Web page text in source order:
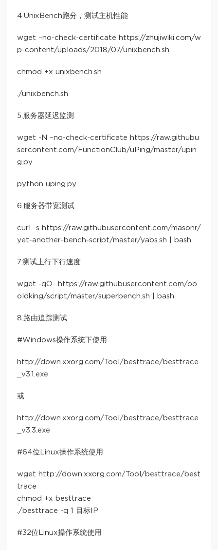
4.UnixBench跑分，测试主机性能
wget –no-check-certificate https://zhujiwiki.com/w
p-content/uploads/2018/07/unixbench.sh
chmod +x unixbench.sh
./unixbench.sh
5.服务器延迟监测
wget -N –no-check-certificate https://raw.githubu
sercontent.com/FunctionClub/uPing/master/upin
g.py
python uping.py
6.服务器带宽测试
curl -s https://raw.githubusercontent.com/masonr/
yet-another-bench-script/master/yabs.sh | bash
7.测试上行下行速度
wget -qO- https://raw.githubusercontent.com/oo
oldking/script/master/superbench.sh | bash
8.路由追踪测试
#Windows操作系统下使用
http://down.xxorg.com/Tool/besttrace/besttrace
_v3.1.exe
或
http://down.xxorg.com/Tool/besttrace/besttrace
_v3.3.exe
#64位Linux操作系统使用
wget http://down.xxorg.com/Tool/besttrace/best
trace
chmod +x besttrace
./besttrace -q 1 目标IP
#32位Linux操作系统使用